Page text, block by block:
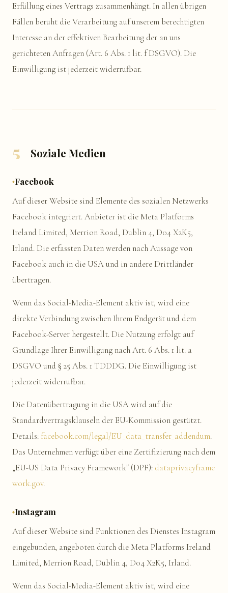
Erfüllung eines Vertrags zusammenhängt. In allen übrigen
Fällen beruht die Verarbeitung auf unserem berechtigten
Interesse an der effektiven Bearbeitung der an uns
gerichteten Anfragen (Art. 6 Abs. 1 lit. f DSGVO). Die
Einwilligung ist jederzeit widerrufbar.
5 Soziale Medien
Facebook
Auf dieser Website sind Elemente des sozialen Netzwerks
Facebook integriert. Anbieter ist die Meta Platforms
Ireland Limited, Merrion Road, Dublin 4, D04 X2K5,
Irland. Die erfassten Daten werden nach Aussage von
Facebook auch in die USA und in andere Drittländer
übertragen.
Wenn das Social-Media-Element aktiv ist, wird eine
direkte Verbindung zwischen Ihrem Endgerät und dem
Facebook-Server hergestellt. Die Nutzung erfolgt auf
Grundlage Ihrer Einwilligung nach Art. 6 Abs. 1 lit. a
DSGVO und § 25 Abs. 1 TDDDG. Die Einwilligung ist
jederzeit widerrufbar.
Die Datenübertragung in die USA wird auf die
Standardvertragsklauseln der EU-Kommission gestützt.
Details: facebook.com/legal/EU_data_transfer_addendum.
Das Unternehmen verfügt über eine Zertifizierung nach dem
„EU-US Data Privacy Framework" (DPF): dataprivacyframe
work.gov.
Instagram
Auf dieser Website sind Funktionen des Dienstes Instagram
eingebunden, angeboten durch die Meta Platforms Ireland
Limited, Merrion Road, Dublin 4, D04 X2K5, Irland.
Wenn das Social-Media-Element aktiv ist, wird eine